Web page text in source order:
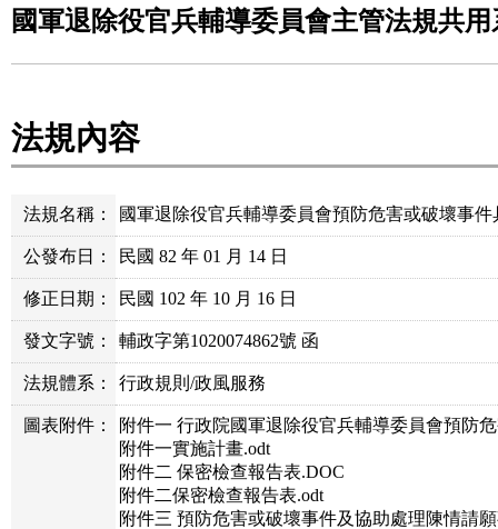
國軍退除役官兵輔導委員會主管法規共用
法規內容
法規名稱： 國軍退除役官兵輔導委員會預防危害或破壞事件
公發布日： 民國 82 年 01 月 14 日
修正日期： 民國 102 年 10 月 16 日
發文字號： 輔政字第1020074862號 函
法規體系： 行政規則/政風服務
圖表附件：
附件一 行政院國軍退除役官兵輔導委員會預防
附件一實施計畫.odt
附件二 保密檢查報告表.DOC
附件二保密檢查報告表.odt
附件三 預防危害或破壞事件及協助處理陳情請